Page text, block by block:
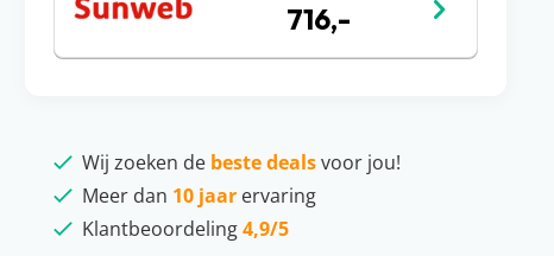
716,-
Wij zoeken de beste dealsvoor jou!
Meer dan 10 jaarervaring
Klantbeoordeling4,9/5